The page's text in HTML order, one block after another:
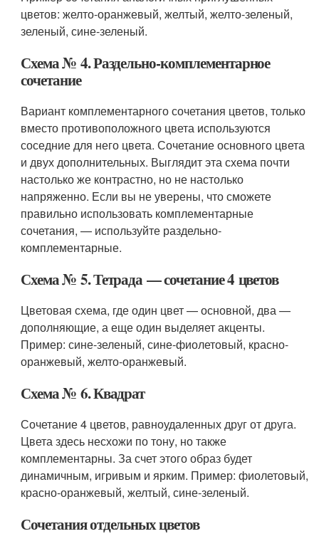
цветов: желто-оранжевый, желтый, желто-зеленый,
зеленый, сине-зеленый.
Схема № 4. Раздельно-комплементарное
сочетание
Вариант комплементарного сочетания цветов, только
вместо противоположного цвета используются
соседние для него цвета. Сочетание основного цвета
и двух дополнительных. Выглядит эта схема почти
настолько же контрастно, но не настолько
напряженно. Если вы не уверены, что сможете
правильно использовать комплементарные
сочетания, — используйте раздельно-
комплементарные.
Схема № 5. Тетрада — сочетание 4 цветов
Цветовая схема, где один цвет — основной, два —
дополняющие, а еще один выделяет акценты.
Пример: сине-зеленый, сине-фиолетовый, красно-
оранжевый, желто-оранжевый.
Схема № 6. Квадрат
Сочетание 4 цветов, равноудаленных друг от друга.
Цвета здесь несхожи по тону, но также
комплементарны. За счет этого образ будет
динамичным, игривым и ярким. Пример: фиолетовый,
красно-оранжевый, желтый, сине-зеленый.
Сочетания отдельных цветов